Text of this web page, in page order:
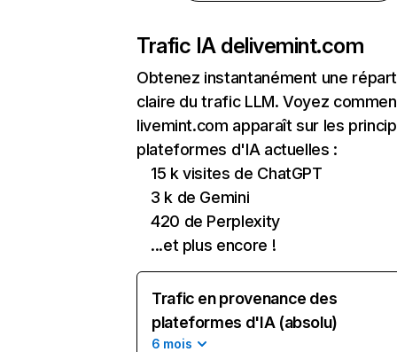
Trafic IA delivemint.com
Obtenez instantanément une
claire du trafic LLM. Voyez
livemint.com apparaît sur les
plateformes d'IA actuelles :
15 k visites de ChatGPT
3 k de Gemini
420 de Perplexity
...et plus encore !
Trafic en provenance des
plateformes d'IA (absolu)
6 mois